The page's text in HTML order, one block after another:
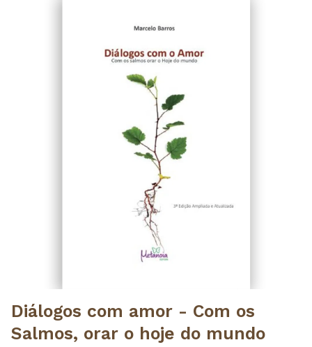
Diálogos com amor - Com os
Salmos, orar o hoje do mundo